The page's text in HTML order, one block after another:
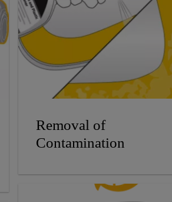
Removal of
Contamination